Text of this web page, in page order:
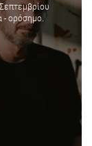
- ορόσημο.